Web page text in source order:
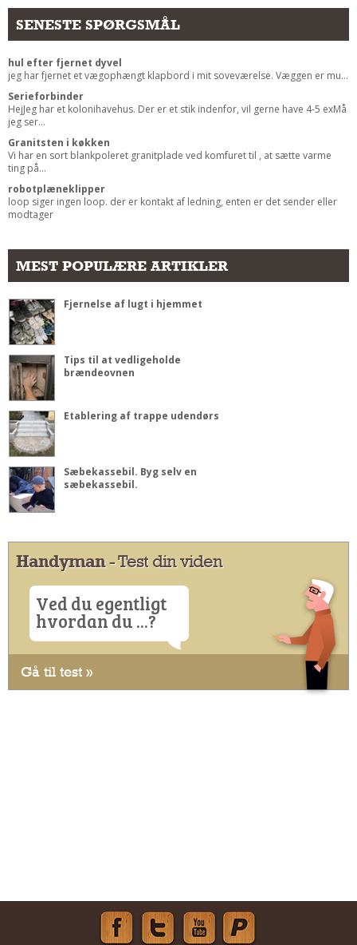
SENESTE SPØRGSMÅL
hul efter fjernet dyvel
jeg har fjernet et vægophængt klapbord i mit soveværelse. Væggen er mu...
Serieforbinder
HejJeg har et kolonihavehus. Der er et stik indenfor, vil gerne have 4-5 exMå
jeg ser...
Granitsten i køkken
Vi har en sort blankpoleret granitplade ved komfuret til , at sætte varme
ting på...
robotplæneklipper
loop siger ingen loop. der er kontakt af ledning, enten er det sender eller
modtager
MEST POPULÆRE ARTIKLER
Fjernelse af lugt i hjemmet
Tips til at vedligeholde
brændeovnen
Etablering af trappe udendørs
Sæbekassebil. Byg selv en
sæbekassebil.
Handyman- Test din viden
Ved du egentligt
hvordan du ...?
Gå til test »